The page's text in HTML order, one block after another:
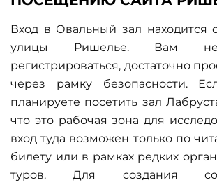
Вход в Овальный зал находится
улицы Ришелье. Вам
регистрироваться, достаточно
через рамку безопасности.
планируете посетить зал
что это рабочая зона для
вход туда возможен только по
билету или в рамках редких
туров. Для создания